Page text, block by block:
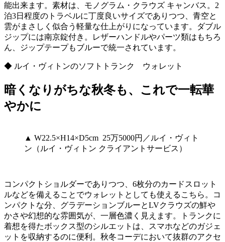
能出来ます。素材は、モノグラム・クラウズ キャンバス。2
泊3日程度のトラベルに丁度良いサイズでありつつ、青空と
雲がまさしく似合う軽量な仕上がりになっています。ダブル
ジップには南京錠付き。レザーハンドルやパーツ類はもちろ
ん、ジップテープもブルーで統一されています。
◆ ルイ・ヴィトンのソフトトランク ウォレット
暗くなりがちな秋冬も、これで一転華
やかに
▲ W22.5×H14×D5cm 25万5000円／ルイ・ヴィト
ン（ルイ・ヴィトン クライアントサービス）
コンパクトショルダーでありつつ、6枚分のカードスロット
ルなどを備えることでウォレットとしても使えるこちら。コ
ンパクトな分、グラデーションブルーとLVクラウズの鮮や
かさや幻想的な雰囲気が、一層色濃く見えます。トランクに
着想を得たボックス型のシルエットは、スマホなどのガジェ
ットを収納するのに便利。秋冬コーデにおいて抜群のアクセ